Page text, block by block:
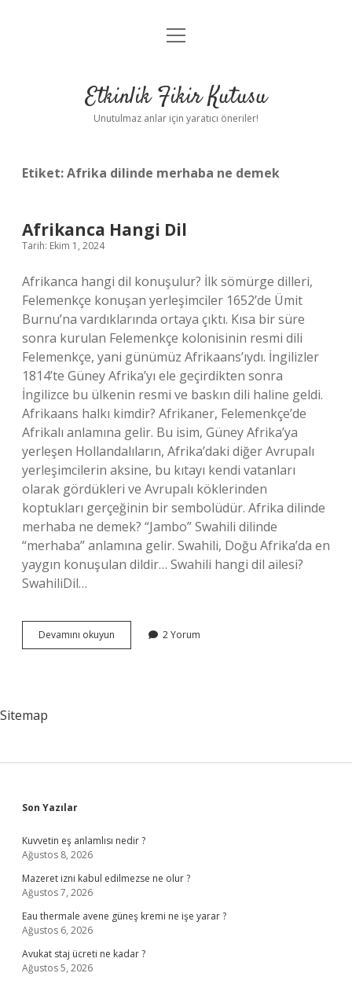
Anasayfa
Yasal Uyarı
menüyü
Etkinlik Fikir Kutusu
Unutulmaz anlar için yaratıcı öneriler!
Etiket:Afrika dilinde merhaba ne demek
Afrikanca Hangi Dil
Tarih: Ekim 1, 2024
Afrikanca hangi dil konuşulur? İlk sömürge dilleri,
Felemenkçe konuşan yerleşimciler 1652’de Ümit
Burnu’na vardıklarında ortaya çıktı. Kısa bir süre
sonra kurulan Felemenkçe kolonisinin resmi dili
Felemenkçe, yani günümüz Afrikaans’ıydı. İngilizler
1814’te Güney Afrika’yı ele geçirdikten sonra
İngilizce bu ülkenin resmi ve baskın dili haline geldi.
Afrikaans halkı kimdir? Afrikaner, Felemenkçe’de
Afrikalı anlamına gelir. Bu isim, Güney Afrika’ya
yerleşen Hollandalıların, Afrika’daki diğer Avrupalı ​​
yerleşimcilerin aksine, bu kıtayı kendi vatanları
olarak gördükleri ve Avrupalı ​​köklerinden
koptukları gerçeğinin bir sembolüdür. Afrika dilinde
merhaba ne demek? “Jambo” Swahili dilinde
“merhaba” anlamına gelir. Swahili, Doğu Afrika’da en
yaygın konuşulan dildir… Swahili hangi dil ailesi?
SwahiliDil…
Devamını okuyun Afrikanca
Hangi
2 Yorum
Sitemap
Sidebar
Son Yazılar
Kuvvetin eş anlamlısı nedir ?
Ağustos 8, 2026
Mazeret izni kabul edilmezse ne olur ?
Ağustos 7, 2026
Eau thermale avene güneş kremi ne işe yarar ?
Ağustos 6, 2026
Avukat staj ücreti ne kadar ?
Ağustos 5, 2026